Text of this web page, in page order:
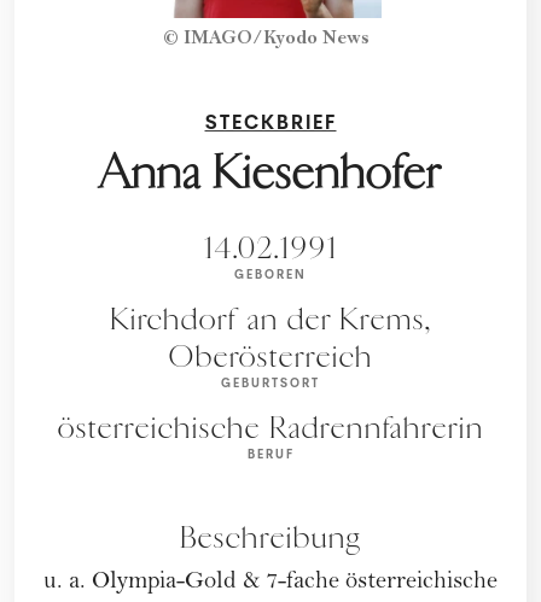
© IMAGO/Kyodo News
STECKBRIEF
Anna Kiesenhofer
GEBOREN
14.02.1991
GEBURTSORT
Kirchdorf an der Krems,
Oberösterreich
BERUF
österreichische Radrennfahrerin
Beschreibung
u. a. Olympia-Gold & 7-fache österreichische